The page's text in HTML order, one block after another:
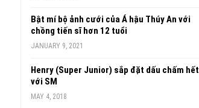
Bật mí bộ ảnh cưới của Á hậu Thúy An với
chồng tiến sĩ hơn 12 tuổi
JANUARY 9, 2021
Henry (Super Junior) sắp đặt dấu chấm hết
với SM
MAY 4, 2018